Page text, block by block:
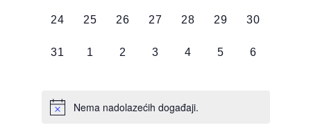
0
24
0
25
0
26
0
27
0
28
0
29
0
30
0
31
0
1
0
2
0
3
0
4
0
5
0
6
Nema nadolazećih događaji.